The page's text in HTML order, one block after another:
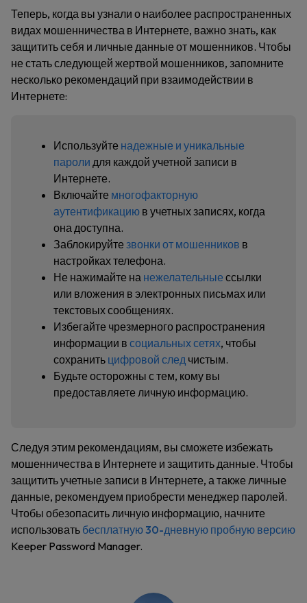
Теперь, когда вы узнали о наиболее распространенных
видах мошенничества в Интернете, важно знать, как
защитить себя и личные данные от мошенников. Чтобы
не стать следующей жертвой мошенников, запомните
несколько рекомендаций при взаимодействии в
Интернете:
Используйте надежные и уникальные
пароли для каждой учетной записи в
Интернете.
Включайте многофакторную
аутентификацию в учетных записях, когда
она доступна.
Заблокируйте звонки от мошенников в
настройках телефона.
Не нажимайте на нежелательные ссылки
или вложения в электронных письмах или
текстовых сообщениях.
Избегайте чрезмерного распространения
информации в социальных сетях, чтобы
сохранить цифровой след чистым.
Будьте осторожны с тем, кому вы
предоставляете личную информацию.
Следуя этим рекомендациям, вы сможете избежать
мошенничества в Интернете и защитить данные. Чтобы
защитить учетные записи в Интернете, а также личные
данные, рекомендуем приобрести менеджер паролей.
Чтобы обезопасить личную информацию, начните
использовать бесплатную 30-дневную пробную версию
Keeper Password Manager.